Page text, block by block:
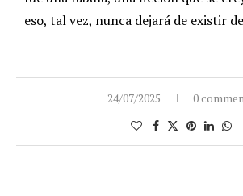
eso, tal vez, nunca dejará de existir
24/07/2025 0